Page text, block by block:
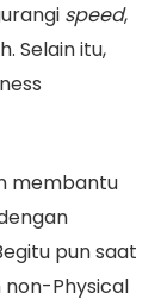
speed,
Selain itu,
membantu
pun saat
non-Physical